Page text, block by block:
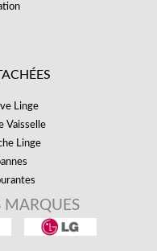
Linge
Vaisselle
Linge
MARQUES